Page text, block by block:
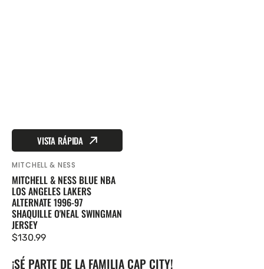
VISTA RÁPIDA
Proveedor:
MITCHELL & NESS
MITCHELL & NESS BLUE NBA
LOS ANGELES LAKERS
ALTERNATE 1996-97
SHAQUILLE O'NEAL SWINGMAN
JERSEY
Precio
$130.99
¡SÉ PARTE DE LA FAMILIA CAP CITY!